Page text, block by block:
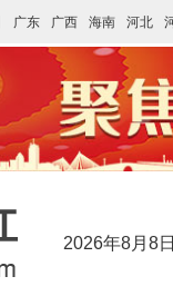
广东 广西 海南 河北
2026年8月8